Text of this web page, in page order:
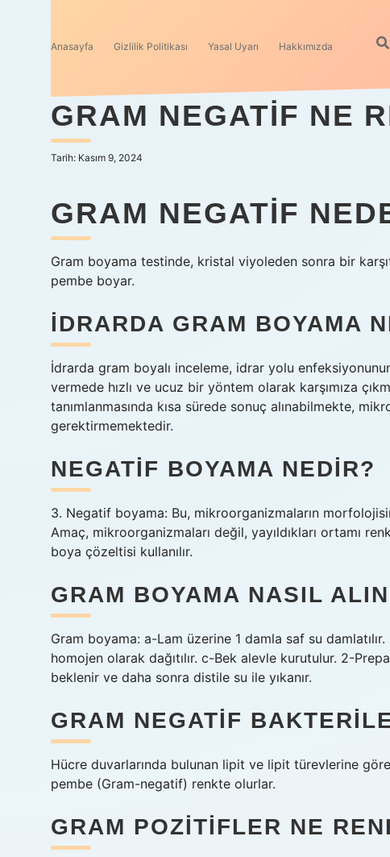
Anasayfa Gizlilik Politikası Yasal Uyarı Hakkımızda
GRAM NEGATIF NE
Tarih: Kasım 9, 2024
GRAM NEGATIF
Gram boyama testinde, kristal viyoleden sonra bir
pembe boyar.
İDRARDA GRAM BOYAMA
İdrarda gram boyalı inceleme, idrar yolu
vermede hızlı ve ucuz bir yöntem olarak karşımıza
tanımlanmasında kısa sürede sonuç alınabilmekte,
gerektirmemektedir.
NEGATIF BOYAMA NEDIR?
3. Negatif boyama: Bu, mikroorganizmaların
Amaç, mikroorganizmaları değil, yayıldıkları ortamı
boya çözeltisi kullanılır.
GRAM BOYAMA NASIL
Gram boyama: a-Lam üzerine 1 damla saf su
homojen olarak dağıtılır. c-Bek alevle kurutulur. 2-
beklenir ve daha sonra distile su ile yıkanır.
GRAM NEGATIF
Hücre duvarlarında bulunan lipit ve lipit türevlerine
pembe (Gram-negatif) renkte olurlar.
GRAM POZITIFLER NE